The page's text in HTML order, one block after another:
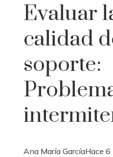
Evaluar
calidad
soporte:
Ana María GarcíaHace 6